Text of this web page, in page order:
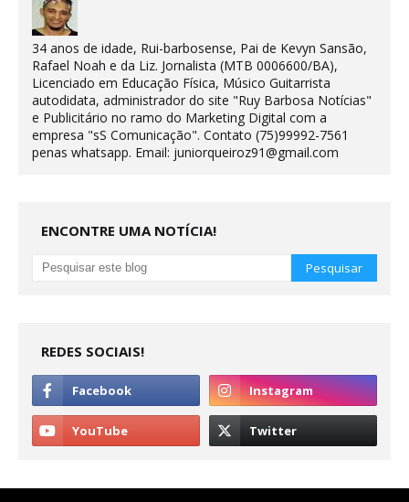
34 anos de idade, Rui-barbosense, Pai de Kevyn Sansão,
Rafael Noah e da Liz. Jornalista (MTB 0006600/BA),
Licenciado em Educação Física, Músico Guitarrista
autodidata, administrador do site "Ruy Barbosa Notícias"
e Publicitário no ramo do Marketing Digital com a
empresa "sS Comunicação". Contato (75)99992-7561
penas whatsapp. Email: juniorqueiroz91@gmail.com
ENCONTRE UMA NOTÍCIA!
REDES SOCIAIS!